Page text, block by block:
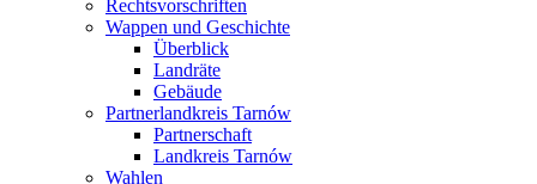
Rechtsvorschriften
Wappen und Geschichte
Überblick
Landräte
Gebäude
Partnerlandkreis Tarnów
Partnerschaft
Landkreis Tarnów
Wahlen